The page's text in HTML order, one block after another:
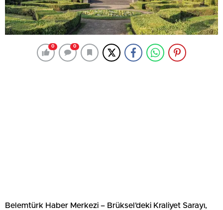
0 0
Belemtürk Haber Merkezi – Brüksel’deki Kraliyet Sarayı,